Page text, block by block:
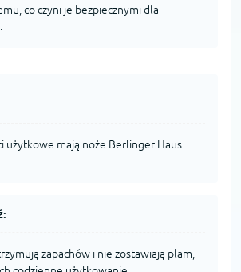
co czyni je bezpiecznymi dla
użytkowe mają noże Berlinger Haus
zapachów i nie zostawiają plam,